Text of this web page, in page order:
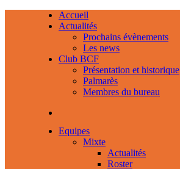
Accueil
Actualités
Prochains évènements
Les news
Club BCF
Présentation et historique
Palmarès
Membres du bureau
Equipes
Mixte
Actualités
Roster